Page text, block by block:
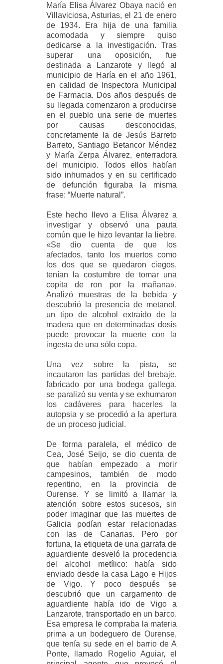
María Elisa Álvarez Obaya nació en
Villaviciosa, Asturias, el 21 de enero
de 1934. Era hija de una familia
acomodada y siempre quiso
dedicarse a la investigación. Tras
superar una oposición, fue
destinada a Lanzarote y llegó al
municipio de Haría en el año 1961,
en calidad de Inspectora Municipal
de Farmacia. Dos años después de
su llegada comenzaron a producirse
en el pueblo una serie de muertes
por causas desconocidas,
concretamente la de Jesús Barreto
Barreto, Santiago Betancor Méndez
y María Zerpa Álvarez, enterradora
del municipio. Todos ellos habían
sido inhumados y en su certificado
de defunción figuraba la misma
frase: “Muerte natural”.
Este hecho llevo a Elisa Álvarez a
investigar y observó una pauta
común que le hizo levantar la liebre.
«Se dio cuenta de que los
afectados, tanto los muertos como
los dos que se quedaron ciegos,
tenían la costumbre de tomar una
copita de ron por la mañana».
Analizó muestras de la bebida y
descubrió la presencia de metanol,
un tipo de alcohol extraído de la
madera que en determinadas dosis
puede provocar la muerte con la
ingesta de una sólo copa.
Una vez sobre la pista, se
incautaron las partidas del brebaje,
fabricado por una bodega gallega,
se paralizó su venta y se exhumaron
los cadáveres para hacerles la
autopsia y se procedió a la apertura
de un proceso judicial.
De forma paralela, el médico de
Cea, José Seijo, se dio cuenta de
que habían empezado a morir
campesinos, también de modo
repentino, en la provincia de
Ourense. Y se limitó a llamar la
atención sobre estos sucesos, sin
poder imaginar que las muertes de
Galicia podían estar relacionadas
con las de Canarias. Pero por
fortuna, la etiqueta de una garrafa de
aguardiente desveló la procedencia
del alcohol metílico: había sido
enviado desde la casa Lago e Hijos
de Vigo. Y poco después se
descubrió que un cargamento de
aguardiente había ido de Vigo a
Lanzarote, transportado en un barco.
Esa empresa le compraba la materia
prima a un bodeguero de Ourense,
que tenía su sede en el barrio de A
Ponte, llamado Rogelio Aguiar, el